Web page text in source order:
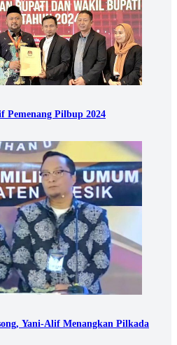
Pemenang Pilbup 2024
Yani-Alif Menangkan Pilkada